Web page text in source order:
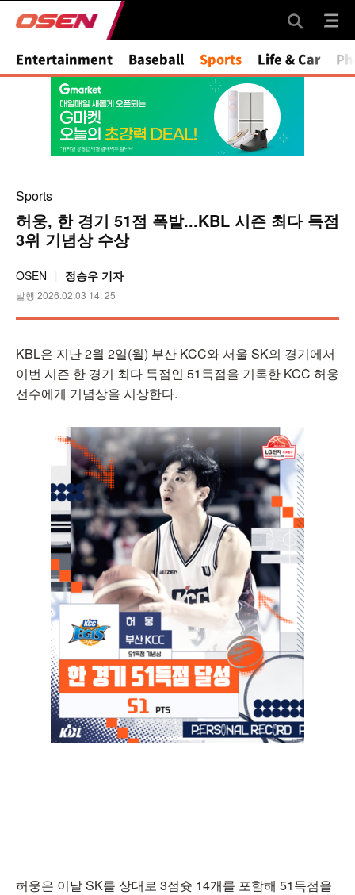
Mute
Entertainment Baseball Sports Life & Car
Sports
허웅, 한 경기 51점 폭발...KBL 시즌 최다 득점
3위 기념상 수상
OSEN 정승우 기자
발행 2026.02.03 14: 25
KBL은 지난 2월 2일(월) 부산 KCC와 서울 SK의 경기에서
이번 시즌 한 경기 최다 득점인 51득점을 기록한 KCC 허웅
선수에게 기념상을 시상한다.
허웅은 이날 SK를 상대로 3점슛 14개를 포함해 51득점을